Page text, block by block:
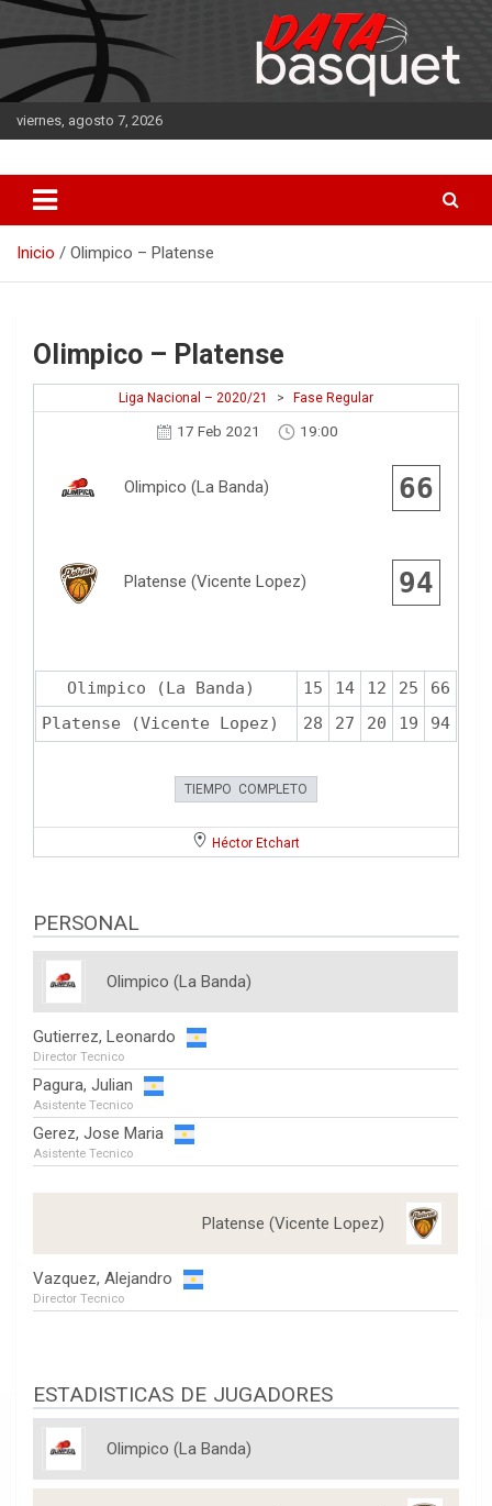
Saltar
al
contenido
viernes, agosto 7, 2026
DATA Basquet
Inicio Olimpico – Platense
Olimpico – Platense
Liga Nacional – 2020/21 > Fase Regular
17 Feb 2021 19:00
Olimpico (La Banda) 66
Platense (Vicente Lopez) 94
Olimpico (La Banda) 15 14 12 25
66
Platense (Vicente Lopez)
28 27 20 19 94
TIEMPO COMPLETO
Héctor Etchart
PERSONAL
Olimpico (La Banda)
Gutierrez, Leonardo
Director Tecnico
Pagura, Julian
Asistente Tecnico
Gerez, Jose Maria
Asistente Tecnico
Platense (Vicente Lopez)
Vazquez, Alejandro
Director Tecnico
ESTADISTICAS DE JUGADORES
Olimpico (La Banda)